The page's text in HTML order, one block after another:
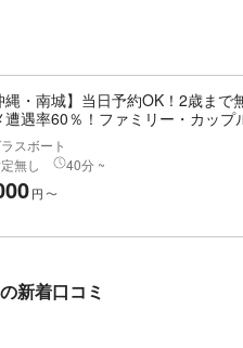
縄・南城】当日予約OK！2歳ま
遭遇率60％！ファミリー・カップ
スボート
無し
40分 ~
円 〜
新着口コミ